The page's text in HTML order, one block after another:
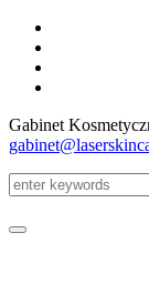
Gabinet